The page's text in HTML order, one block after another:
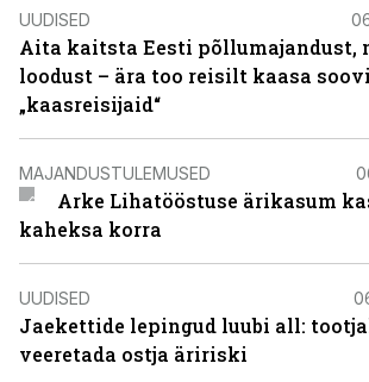
UUDISED
Aita kaitsta Eesti põllumajandust,
loodust – ära too reisilt kaasa
„kaasreisijaid“
MAJANDUSTULEMUSED
Arke Lihatööstuse ärikasum
kaheksa korra
UUDISED
Jaekettide lepingud luubi all:
veeretada ostja äririski